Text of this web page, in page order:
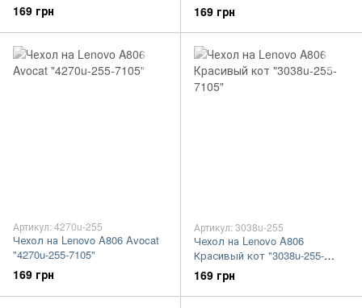
169 грн 169 грн
Артикул: 4270u-255
Чехол на Lenovo A806 Avocat
"4270u-255-7105"
169 грн
Артикул: 3038u-255
Чехол на Lenovo A806
Красивый кот "3038u-255-
7105"
169 грн